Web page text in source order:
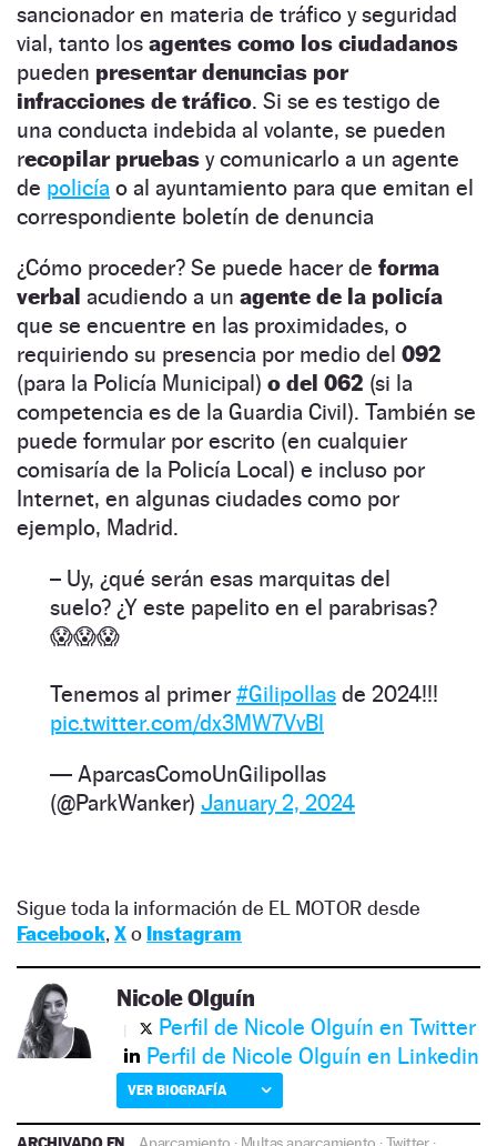
sancionador en materia de tráfico y seguridad
vial, tanto los agentes como los ciudadanos
pueden presentar denuncias por
infracciones de tráfico. Si se es testigo de
una conducta indebida al volante, se pueden
recopilar pruebas y comunicarlo a un agente
de policía o al ayuntamiento para que emitan el
correspondiente boletín de denuncia
¿Cómo proceder? Se puede hacer de forma
verbal acudiendo a un agente de la policía
que se encuentre en las proximidades, o
requiriendo su presencia por medio del 092
(para la Policía Municipal) o del 062 (si la
competencia es de la Guardia Civil). También se
puede formular por escrito (en cualquier
comisaría de la Policía Local) e incluso por
Internet, en algunas ciudades como por
ejemplo, Madrid.
– Uy, ¿qué serán esas marquitas del
suelo? ¿Y este papelito en el parabrisas?
😱😱😱
Tenemos al primer #Gilipollas de 2024!!!
pic.twitter.com/dx3MW7VvBl
— AparcasComoUnGilipollas
(@ParkWanker) January 2, 2024
Sigue toda la información de EL MOTOR desde
Facebook, Xo Instagram
Nicole Olguín
Perfil de Nicole Olguín en Twitter
Perfil de Nicole Olguín en Linkedin
VER BIOGRAFÍA
ARCHIVADO EN